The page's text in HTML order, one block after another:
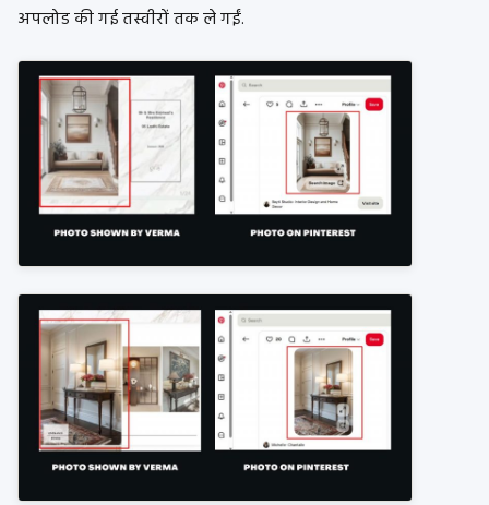
अपलोड की गई तस्वीरों तक ले गईं.